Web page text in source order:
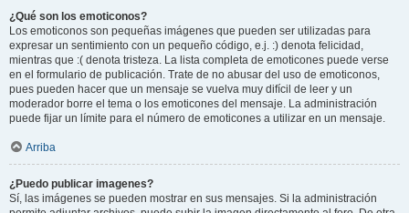
¿Qué son los emoticonos?
Los emoticonos son pequeñas imágenes que pueden ser utilizadas para
expresar un sentimiento con un pequeño código, e.j. :) denota felicidad,
mientras que :( denota tristeza. La lista completa de emoticones puede verse
en el formulario de publicación. Trate de no abusar del uso de emoticonos,
pues pueden hacer que un mensaje se vuelva muy difícil de leer y un
moderador borre el tema o los emoticones del mensaje. La administración
puede fijar un límite para el número de emoticones a utilizar en un mensaje.
Arriba
¿Puedo publicar imagenes?
Sí, las imágenes se pueden mostrar en sus mensajes. Si la administración